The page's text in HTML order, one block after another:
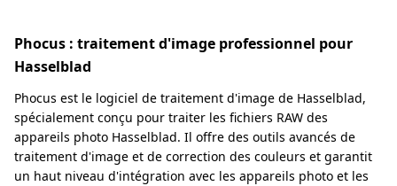
Phocus : traitement d'image professionnel pour
Hasselblad
Phocus est le logiciel de traitement d'image de Hasselblad,
spécialement conçu pour traiter les fichiers RAW des
appareils photo Hasselblad. Il offre des outils avancés de
traitement d'image et de correction des couleurs et garantit
un haut niveau d'intégration avec les appareils photo et les